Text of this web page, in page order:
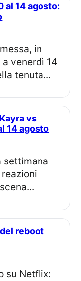
a venerdì 14
tenuta...
14 agosto